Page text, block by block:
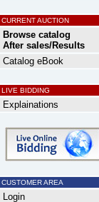
CURRENT AUCTION
Browse catalog
After sales/Results
Catalog eBook
LIVE BIDDING
Explainations
CUSTOMER AREA
Login